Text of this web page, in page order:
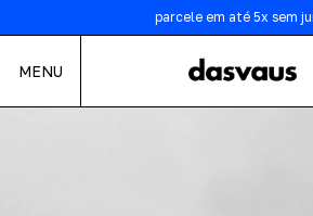
parcele em até 5x sem
FRETE GRÁTIS nas compras
MENU